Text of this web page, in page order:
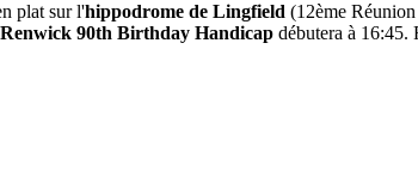
plat sur l'hippodrome de Lingfield (12ème
90th Birthday Handicap débutera à 16:45.